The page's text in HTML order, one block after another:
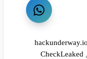
hackunderway.io ایک OSINT پلیٹ فارم ہے جو
CheckLeaked کی بریچ انٹیلیجنس سرچ کی